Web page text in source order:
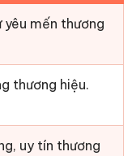
yêu mến thương
thương hiệu.
uy tín thương